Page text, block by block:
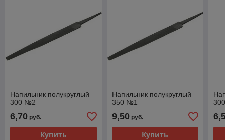
Напильник полукруглый
300 №2
6,70 руб.
Купить
Напильник полукруглый
350 №1
9,50руб.
Купить